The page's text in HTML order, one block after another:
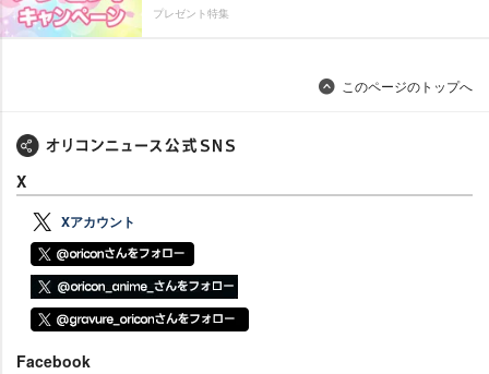
プレゼント特集
このページのトップへ
X
Xアカウント
Facebook